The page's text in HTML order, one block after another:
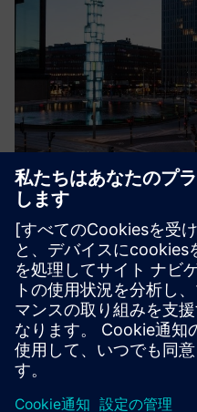
Smart Energy
The cloud service Smart
energy usage in buildings
heating system without
climate. Continuous real-
curve to ac...
詳細情報